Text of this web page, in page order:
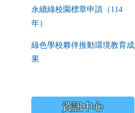
永續綠校園標章申請（114
年）
綠色學校夥伴推動環境教育成
果
資訊中心